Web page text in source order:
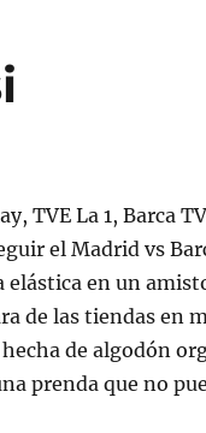
TVE La 1, Barca
el Madrid vs
elástica en un
de las tiendas en
de algodón
prenda que no